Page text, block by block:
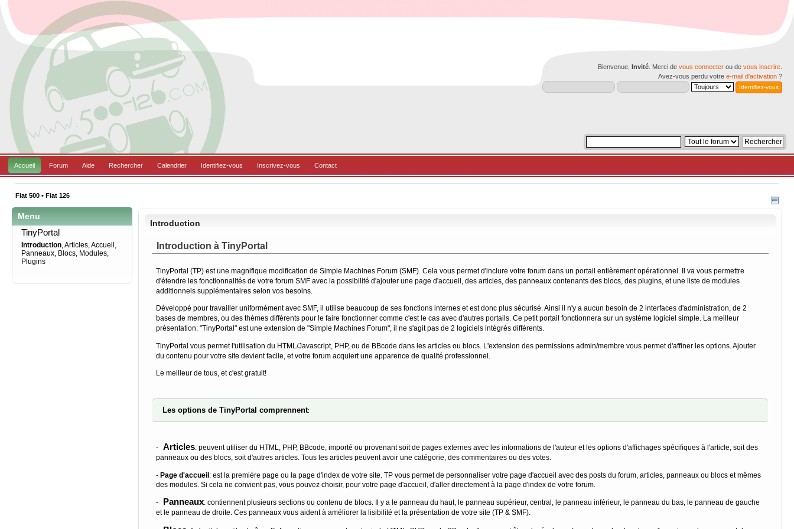
Bienvenue, Invité . Merci de vous connecter ou de vous inscrire
Avez-vous perdu votre e-mail d'activation ?
Accueil Forum Aide Rechercher Calendrier Identifiez-vous Inscrivez-vous Contact
Fiat 500 • Fiat 126
Menu
TinyPortal
Introduction,Articles,Accueil ,
Panneaux, Blocs, Modules,
Plugins
Introduction
Introduction à TinyPortal
TinyPortal (TP) est une magnifique modification de Simple Machines Forum(SMF). Cela vous permet d'inclure votre forum dans un portail entièrement opérationnel. Il va vous permettre
d'étendre les fonctionnalités de votre forum SMF avec la possibilité d'ajouter une page d'accueil, des articles, des panneaux contenants des blocs, des plugins, et une liste de modules
additionnels supplémentaires selon vos besoins.
Développé pour travailler uniformément avec SMF, il utilise beaucoup de ses fonctions internes et est donc plus sécurisé. Ainsi il n'y a aucun besoin de 2 interfaces d'administration, de 2
bases de membres, ou des thèmes différents pour le faire fonctionner comme c'est le cas avec d'autres portails. Ce petit portail fonctionnera sur un système logiciel simple. La meilleur
présentation: "TinyPortal" est une extension de "Simple Machines Forum", il ne s'agit pas de 2 logiciels intégrés différents.
TinyPortal vous permet l'utilisation du HTML/Javascript, PHP, ou de BBcode dans les articles ou blocs. L'extension des permissions admin/membre vous permet d'affiner les options. Ajouter
du contenu pour votre site devient facile, et votre forum acquiert une apparence de qualité professionnel.
Le meilleur de tous, et c'est gratuit!
Les options de TinyPortal comprennent:
- Articles: peuvent utiliser du HTML, PHP, BBcode, importé ou provenant soit de pages externes avec les informations de l'auteur et les options d'affichages spécifiques à l'article, soit des
panneaux ou des blocs, soit d'autres articles. Tous les articles peuvent avoir une catégorie, des commentaires ou des votes.
- Page d'accueil: est la première page ou la page d'index de votre site. TP vous permet de personnaliser votre page d'accueil avec des posts du forum, articles, panneaux ou blocs et mêmes
des modules. Si cela ne convient pas, vous pouvez choisir, pour votre page d'accueil, d'aller directement à la page d'index de votre forum.
- Panneaux: contiennent plusieurs sections ou contenu de blocs. Il y a le panneau du haut, le panneau supérieur, central, le panneau inférieur, le panneau du bas, le panneau de gauche
et le panneau de droite. Ces panneaux vous aident à améliorer la lisibilité et la présentation de votre site (TP & SMF).